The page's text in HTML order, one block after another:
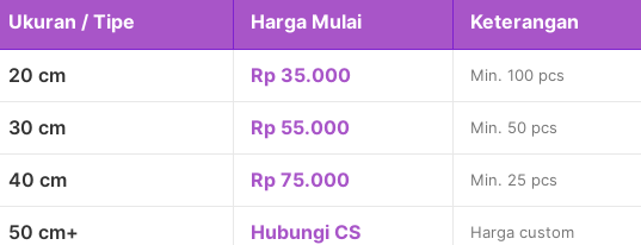
Ukuran / Tipe Harga Mulai Keterangan
20 cm Rp 35.000 Min. 100 pcs
30 cm Rp 55.000 Min. 50 pcs
40 cm Rp 75.000 Min. 25 pcs
50 cm+ Hubungi CS Harga custom